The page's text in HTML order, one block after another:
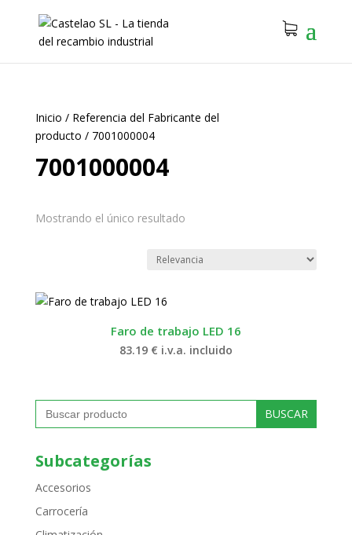
Inicio / Referencia del Fabricante del
producto / 7001000004
7001000004
Mostrando el único resultado
Faro de trabajo LED 16
83.19 € i.v.a. incluido
Buscar:
Subcategorías
Accesorios
Carrocería